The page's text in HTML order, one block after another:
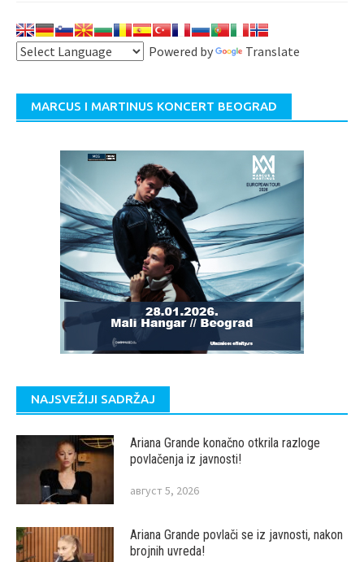
Powered by Translate
MARCUS I MARTINUS KONCERT BEOGRAD
NAJSVEŽIJI SADRŽAJ
Ariana Grande konačno otkrila razloge
povlačenja iz javnosti!
август 5, 2026
Ariana Grande povlači se iz javnosti, nakon
brojnih uvreda!